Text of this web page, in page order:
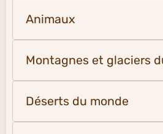
Animaux
Montagnes et glaciers
Déserts du monde